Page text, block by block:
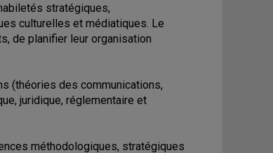
stratégiques,
culturelles et médiatiques. Le
de planifier leur organisation
(théories des communications,
juridique, réglementaire et
méthodologiques, stratégiques